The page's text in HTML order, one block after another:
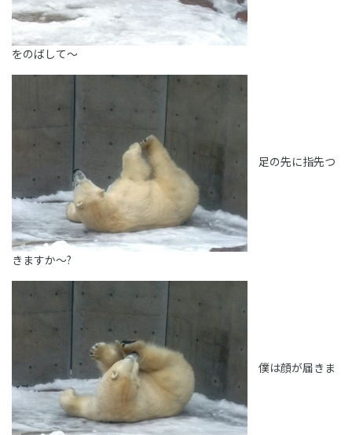
をのばして～
足の先に指先つ
きますか～?
僕は顔が届きま